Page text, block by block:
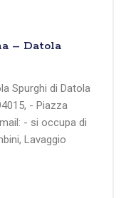
– Datola
Spurghi di Datola
- Piazza
- si occupa di
Lavaggio